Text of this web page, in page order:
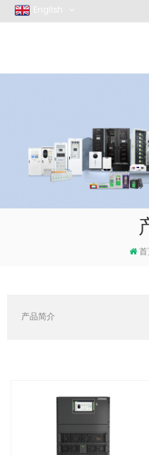
English
产品简介